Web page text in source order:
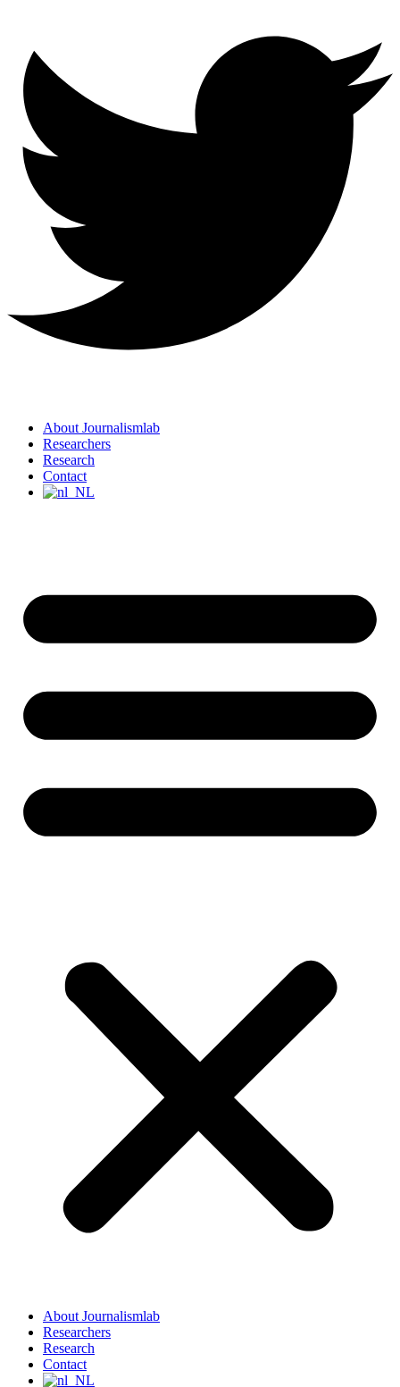
About Journalismlab
Researchers
Research
Contact
About Journalismlab
Researchers
Research
Contact